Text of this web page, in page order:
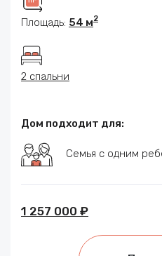
Площадь: 54 м2
2 спальни
Дом подходит для:
Семья с одним
1 257 000 ₽